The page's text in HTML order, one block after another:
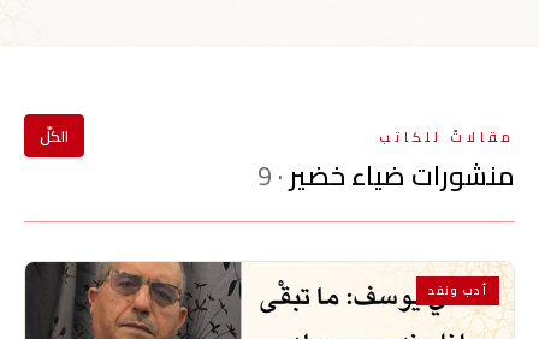
مقالاتٌ للكاتب
منشورات ضياء خضير· 9
الكلّ
أدب ونقد